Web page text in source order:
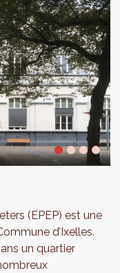
(EPEP) est une
d’Ixelles.
un quartier